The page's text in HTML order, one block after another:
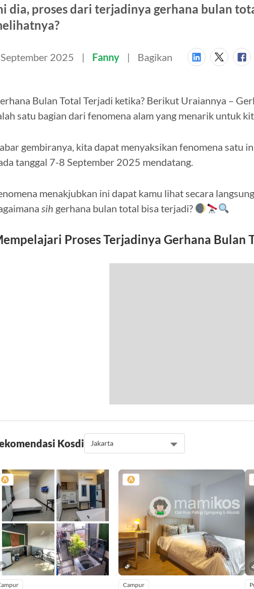
dia, proses dari terjadinya gerhana bulan
2025 Fanny Bagikan
Bulan Total Terjadi ketika? Berikut Uraiannya –
satu bagian dari fenomena alam yang menarik untuk
gembiranya, kita dapat menyaksikan fenomena satu
tanggal 7-8 September 2025 mendatang.
menakjubkan ini dapat kamu lihat secara
sih gerhana bulan total bisa terjadi?
Proses Terjadinya Gerhana Bulan
Kosdi
Campur